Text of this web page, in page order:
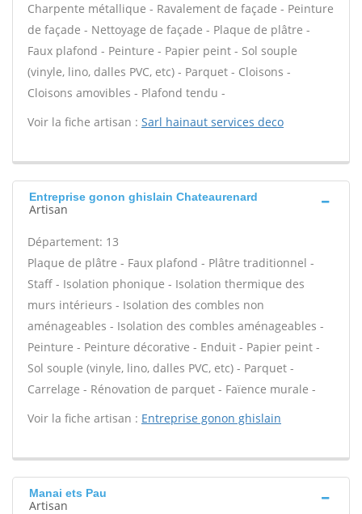
Charpente métallique - Ravalement de façade - Peinture
de façade - Nettoyage de façade - Plaque de plâtre -
Faux plafond - Peinture - Papier peint - Sol souple
(vinyle, lino, dalles PVC, etc) - Parquet - Cloisons -
Cloisons amovibles - Plafond tendu -
Voir la fiche artisan : Sarl hainaut services deco
Entreprise gonon ghislain Chateaurenard
Artisan
Département: 13
Plaque de plâtre - Faux plafond - Plâtre traditionnel -
Staff - Isolation phonique - Isolation thermique des
murs intérieurs - Isolation des combles non
aménageables - Isolation des combles aménageables -
Peinture - Peinture décorative - Enduit - Papier peint -
Sol souple (vinyle, lino, dalles PVC, etc) - Parquet -
Carrelage - Rénovation de parquet - Faïence murale -
Voir la fiche artisan : Entreprise gonon ghislain
Manai ets Pau
Artisan